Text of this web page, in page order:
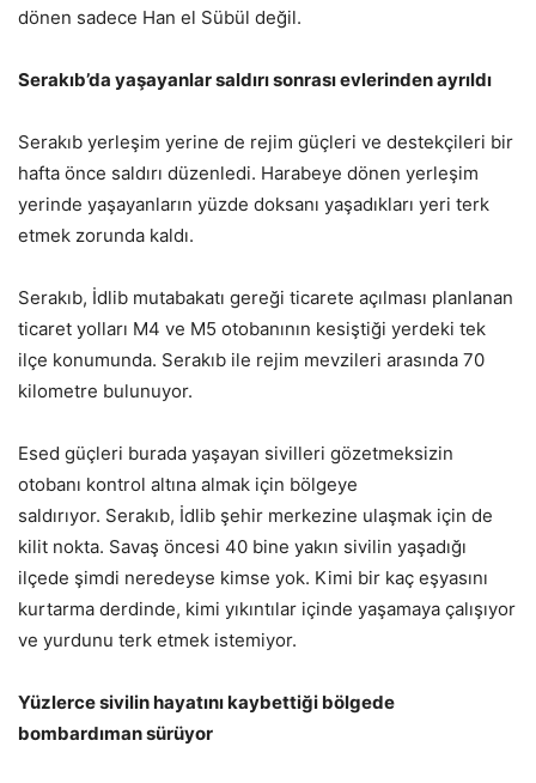
dönen sadece Han el Sübül değil.
Serakıb’da yaşayanlar saldırı sonrası evlerinden ayrıldı
Serakıb yerleşim yerine de rejim güçleri ve destekçileri bir
hafta önce saldırı düzenledi. Harabeye dönen yerleşim
yerinde yaşayanların yüzde doksanı yaşadıkları yeri terk
etmek zorunda kaldı.
Serakıb, İdlib mutabakatı gereği ticarete açılması planlanan
ticaret yolları M4 ve M5 otobanının kesiştiği yerdeki tek
ilçe konumunda. Serakıb ile rejim mevzileri arasında 70
kilometre bulunuyor.
Esed güçleri burada yaşayan sivilleri gözetmeksizin
otobanı kontrol altına almak için bölgeye
saldırıyor. Serakıb, İdlib şehir merkezine ulaşmak için de
kilit nokta. Savaş öncesi 40 bine yakın sivilin yaşadığı
ilçede şimdi neredeyse kimse yok. Kimi bir kaç eşyasını
kurtarma derdinde, kimi yıkıntılar içinde yaşamaya çalışıyor
ve yurdunu terk etmek istemiyor.
Yüzlerce sivilin hayatını kaybettiği bölgede
bombardıman sürüyor